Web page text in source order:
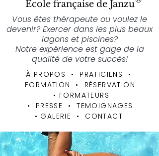
École française de Janzu
Vous êtes thérapeute ou voulez le
devenir? Exercer dans les plus beaux
lagons et piscines?
Notre expérience est gage de la
qualité de votre succès!
À PROPOS • PRATICIENS •
FORMATION
•
RÉSERVATION
• FORMATEURS
• PRESSE • TEMOIGNAGES
• GALERIE • CONTACT